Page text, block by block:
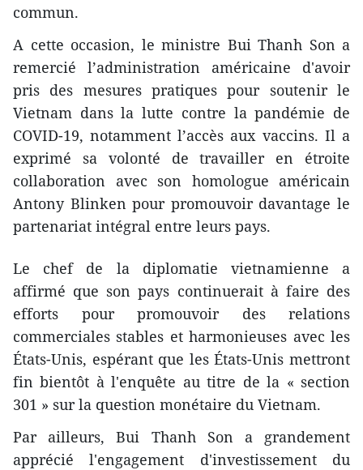
commun.
A cette occasion, le ministre Bui Thanh Son a
remercié l’administration américaine d'avoir
pris des mesures pratiques pour soutenir le
Vietnam dans la lutte contre la pandémie de
COVID-19, notamment l’accès aux vaccins. Il a
exprimé sa volonté de travailler en étroite
collaboration avec son homologue américain
Antony Blinken pour promouvoir davantage le
partenariat intégral entre leurs pays.
Le chef de la diplomatie vietnamienne a
affirmé que son pays continuerait à faire des
efforts pour promouvoir des relations
commerciales stables et harmonieuses avec les
États-Unis, espérant que les États-Unis mettront
fin bientôt à l'enquête au titre de la « section
301 » sur la question monétaire du Vietnam.
Par ailleurs, Bui Thanh Son a grandement
apprécié l'engagement d'investissement du